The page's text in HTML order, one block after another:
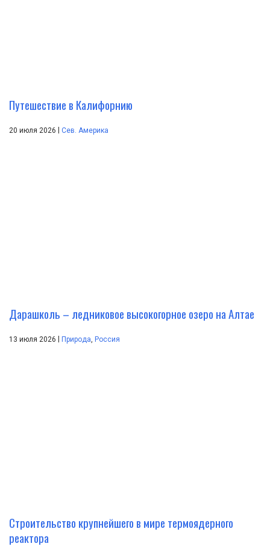
Путешествие в Калифорнию
20 июля 2026 Сев. Америка
Дарашколь – ледниковое высокогорное озеро на Алтае
13 июля 2026 Природа, Россия
Строительство крупнейшего в мире термоядерного
реактора